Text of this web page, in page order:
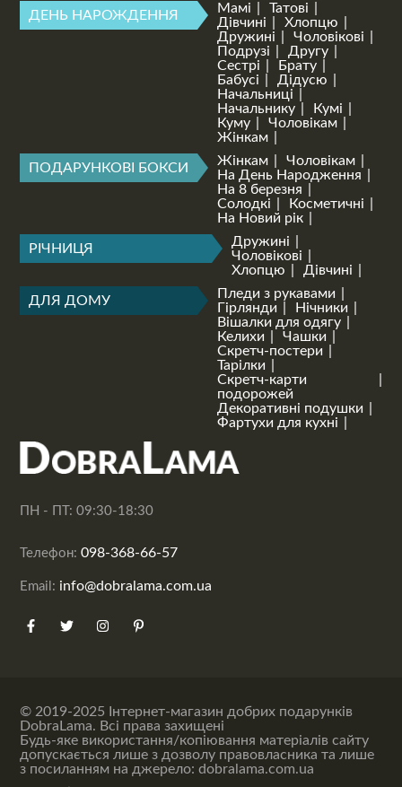
ДЕНЬ НАРОЖДЕННЯ Мамі
Татові
Дівчині
Хлопцю
Дружині
Чоловікові
Подрузі
Другу
Сестрі
Брату
Бабусі
Дідусю
Начальниці
Начальнику
Кумі
Куму
Чоловікам
Жінкам
ПОДАРУНКОВІ БОКСИ Жінкам
Чоловікам
На День Народження
На 8 березня
Солодкі
Косметичні
На Новий рік
РІЧНИЦЯ
Дружині
Чоловікові
Хлопцю
Дівчині
ДЛЯ ДОМУ
Пледи з рукавами
Гірлянди
Нічники
Вішалки для одягу
Келихи
Чашки
Скретч-постери
Тарілки
Скретч-карти
подорожей
Декоративні подушки
Фартухи для кухні
ПН - ПТ: 09:30-18:30
Телефон:098-368-66-57
Email: info@dobralama.com.ua
© 2019-2025 Інтернет-магазин добрих подарунків
DobraLama. Всі права захищені
Будь-яке використання/копіювання матеріалів сайту
допускається лише з дозволу правовласника та лише
з посиланням на джерело: dobralama.com.ua